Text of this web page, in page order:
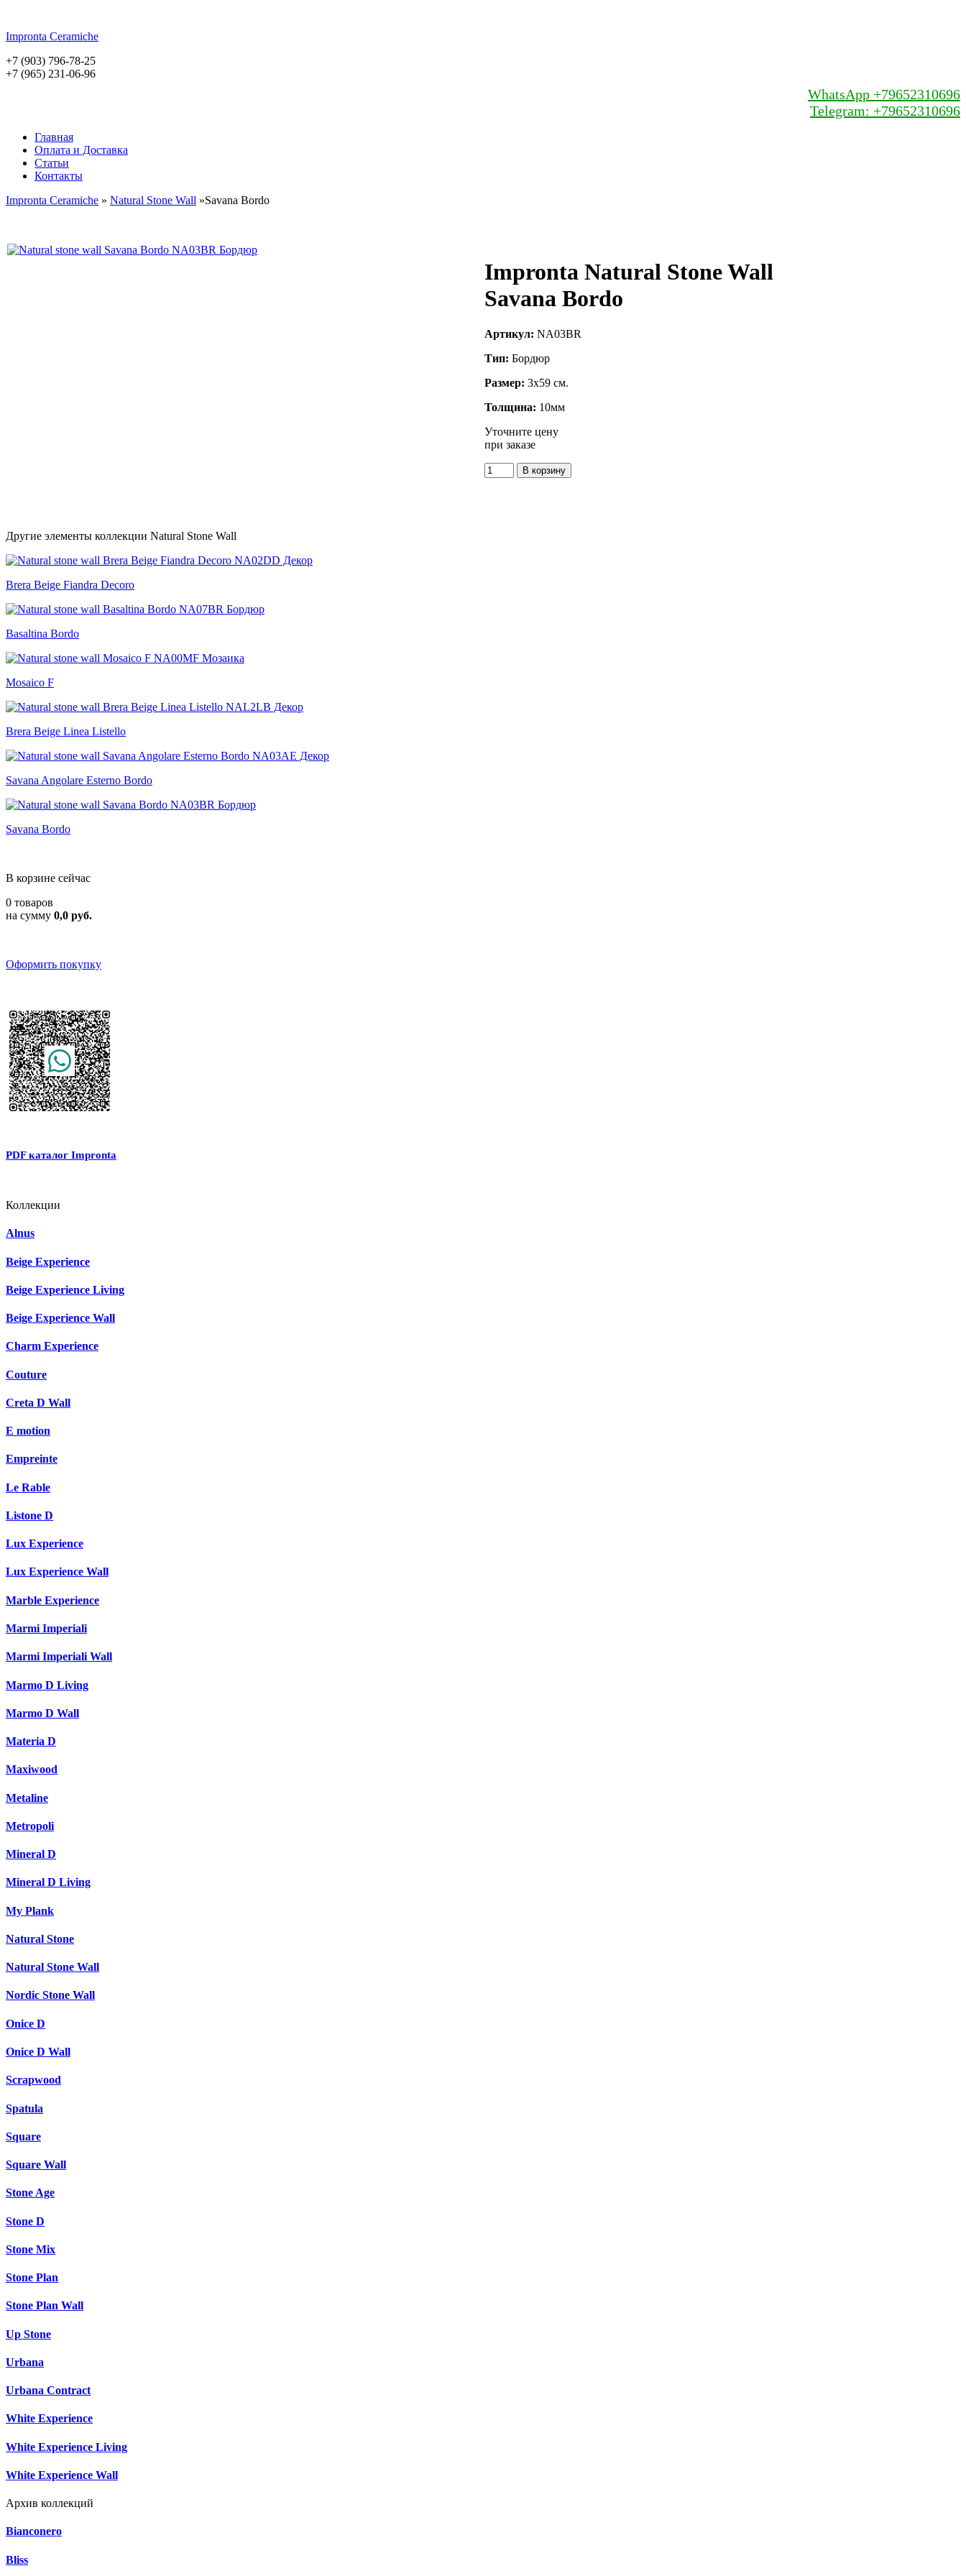
Impronta Ceramiche
+7 (903) 796-78-25
+7 (965) 231-06-96
WhatsApp +79652310696
Telegram: +79652310696
Главная
Оплата и Доставка
Статьи
Контакты
Impronta Ceramiche » Natural Stone Wall »Savana Bordo
Impronta Natural Stone Wall
Savana Bordo
Артикул: NA03BR
Тип: Бордюр
Размер: 3x59 см.
Толщина: 10мм
Уточните цену
при заказе
Другие элементы коллекции Natural Stone Wall
Brera Beige Fiandra Decoro
Basaltina Bordo
Mosaico F
Brera Beige Linea Listello
Savana Angolare Esterno Bordo
Savana Bordo
В корзине сейчас
0 товаров
на сумму 0,0 руб.
Оформить покупку
PDF каталог Impronta
Коллекции
Alnus
Beige Experience
Beige Experience Living
Beige Experience Wall
Charm Experience
Couture
Creta D Wall
E motion
Empreinte
Le Rable
Listone D
Lux Experience
Lux Experience Wall
Marble Experience
Marmi Imperiali
Marmi Imperiali Wall
Marmo D Living
Marmo D Wall
Materia D
Maxiwood
Metaline
Metropoli
Mineral D
Mineral D Living
My Plank
Natural Stone
Natural Stone Wall
Nordic Stone Wall
Onice D
Onice D Wall
Scrapwood
Spatula
Square
Square Wall
Stone Age
Stone D
Stone Mix
Stone Plan
Stone Plan Wall
Up Stone
Urbana
Urbana Contract
White Experience
White Experience Living
White Experience Wall
Архив коллекций
Bianconero
Bliss